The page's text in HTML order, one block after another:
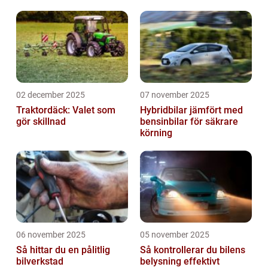
02 december 2025
Traktordäck: Valet som
gör skillnad
07 november 2025
Hybridbilar jämfört med
bensinbilar för säkrare
körning
06 november 2025
Så hittar du en pålitlig
bilverkstad
05 november 2025
Så kontrollerar du bilens
belysning effektivt